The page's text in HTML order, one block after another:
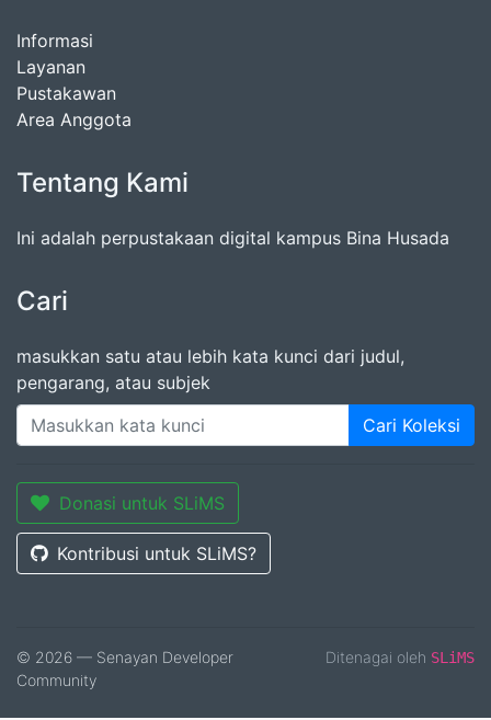
Informasi
Layanan
Pustakawan
Area Anggota
Tentang Kami
Ini adalah perpustakaan digital kampus Bina Husada
Cari
masukkan satu atau lebih kata kunci dari judul,
pengarang, atau subjek
Cari Koleksi
Donasi untuk SLiMS
Kontribusi untuk SLiMS?
© 2026 — Senayan Developer
Community
Ditenagai oleh SLiMS